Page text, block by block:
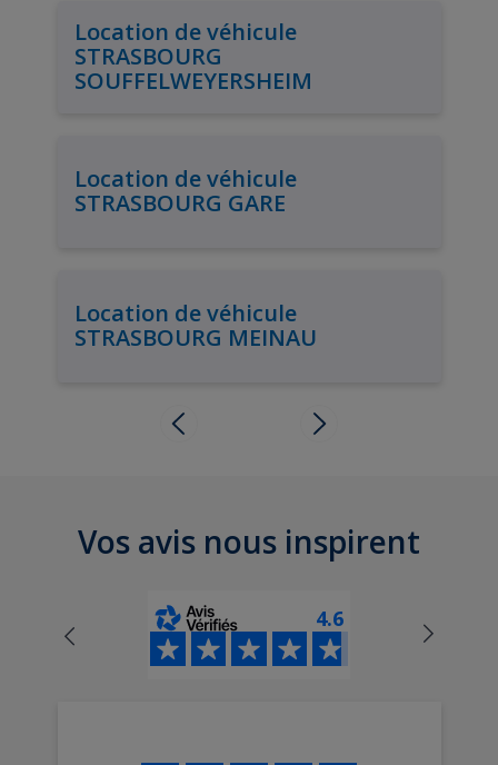
Location de véhicule
STRASBOURG
SOUFFELWEYERSHEIM
Location de véhicule
STRASBOURG GARE
Location de véhicule
STRASBOURG MEINAU
Vos avis nous inspirent
4.6